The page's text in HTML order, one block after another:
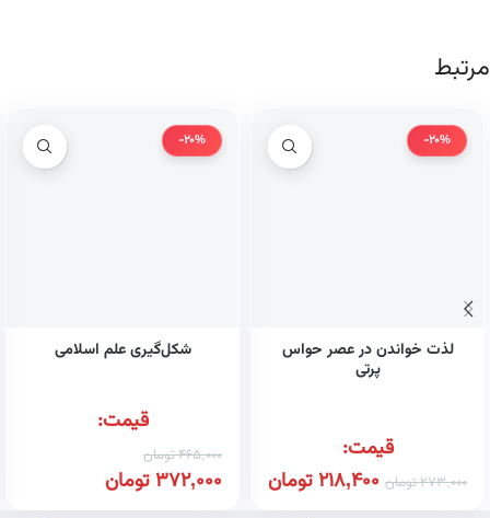
مرتبط
-20%
لذت خواندن در عصر حواس
پرتی
قیمت:
273,000تومان 218,400تومان
-20%
شکل‌گیری علم اسلامی
قیمت:
465,000تومان
372,000تومان